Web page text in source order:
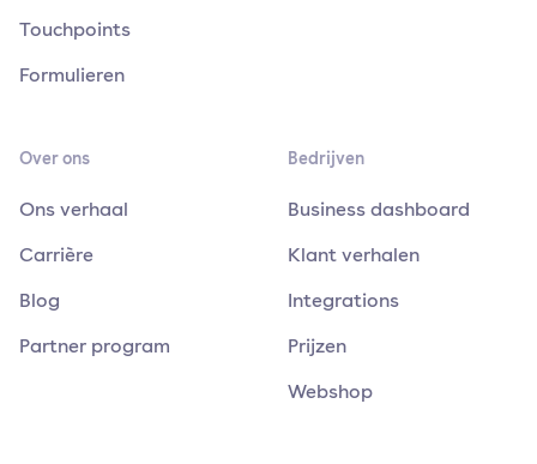
Touchpoints
Formulieren
Over ons
Ons verhaal
Carrière
Blog
Partner program
Bedrijven
Business dashboard
Klant verhalen
Integrations
Prijzen
Webshop